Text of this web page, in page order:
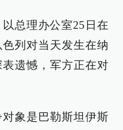
总理办公室25日在
列对当天发生在纳
遗憾，军方正在对
象是巴勒斯坦伊斯